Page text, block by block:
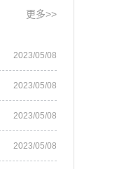
更多>>
2023/05/08
2023/05/08
2023/05/08
2023/05/08